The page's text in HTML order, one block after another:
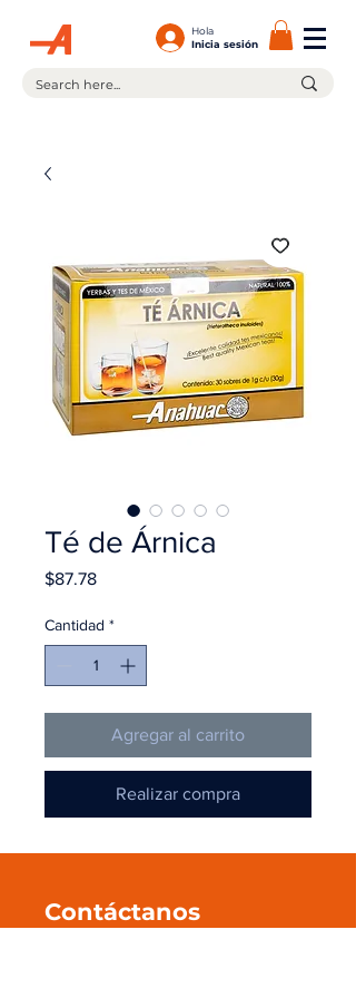
Hola
Inicia sesión
Té de Árnica
$87.78Precio
Cantidad *
Agregar al carrito
Realizar compra
Contáctanos